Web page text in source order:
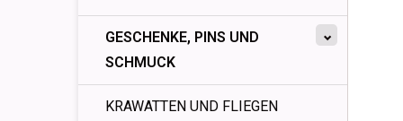
GESCHENKE, PINS UND
SCHMUCK
KRAWATTEN UND FLIEGEN